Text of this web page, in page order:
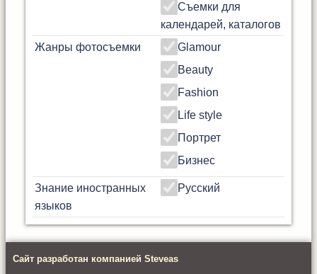
Съемки для
календарей, каталогов
Жанры фотосъемки
Glamour
Beauty
Fashion
Life style
Портрет
Бизнес
Знание иностранных
языков
Русский
Сайт разработан компанией Steveas